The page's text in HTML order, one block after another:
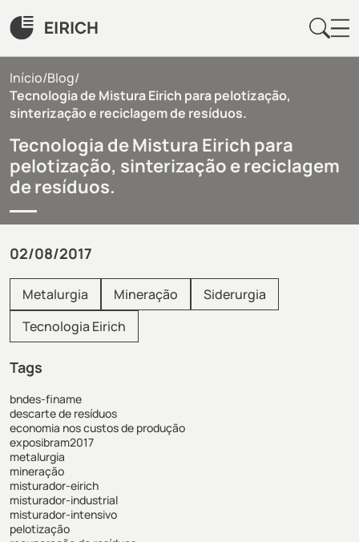
Início/Blog/
Tecnologia de Mistura Eirich para pelotização,
sinterização e reciclagem de resíduos.
Tecnologia de Mistura Eirich para
pelotização, sinterização e reciclagem
de resíduos.
02/08/2017
Metalurgia Mineração
Siderurgia
Tecnologia Eirich
Tags
bndes-finame
descarte de resíduos
economia nos custos de produção
exposibram2017
metalurgia
mineração
misturador-eirich
misturador-industrial
misturador-intensivo
pelotização